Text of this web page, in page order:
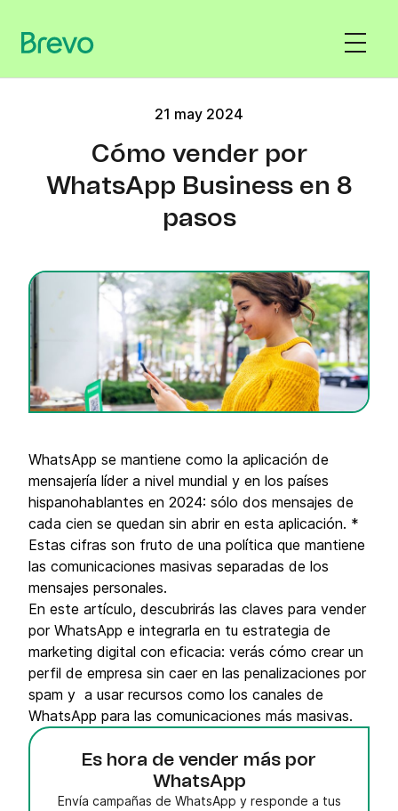
21 may 2024
Cómo vender por
WhatsApp Business en 8
pasos
WhatsApp se mantiene como la aplicación de
mensajería líder a nivel mundial y en los países
hispanohablantes en 2024: sólo dos mensajes de
cada cien se quedan sin abrir en esta aplicación. *
Estas cifras son fruto de una política que mantiene
las comunicaciones masivas separadas de los
mensajes personales.
En este artículo, descubrirás las claves para vender
por WhatsApp e integrarla en tu estrategia de
marketing digital con eficacia: verás cómo crear un
perfil de empresa sin caer en las penalizaciones por
spam y a usar recursos como los canales de
WhatsApp para las comunicaciones más masivas.
Es hora de vender más por
WhatsApp
Envía campañas de WhatsApp y responde a tus